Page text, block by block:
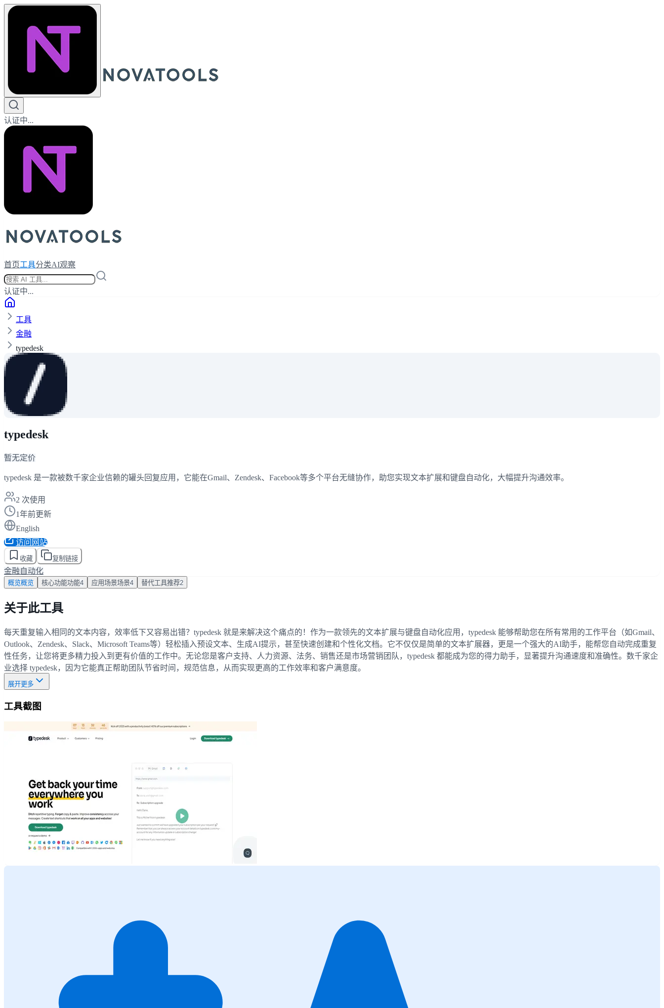
认证中...
首页工具分类AI观察
认证中...
工具
金融
typedesk
typedesk
暂无定价
typedesk 是一款被数千家企业信赖的罐头回复应用，它能在Gmail、Zendesk、Facebook等多个平台无缝协作，助您实现文本扩展和键盘自动化，大幅提升沟通效率。
2 次使用
1年前更新
English
访问网站
收藏 复制链接
金融自动化
概览概览 核心功能功能4 应用场景场景4 替代工具推荐2
关于此工具
每天重复输入相同的文本内容，效率低下又容易出错？typedesk 就是来解决这个痛点的！作为一款领先的文本扩展与键盘自动化应用，typedesk 能够帮助您在所有常用的工作平台（如Gmail、
Outlook、Zendesk、Slack、Microsoft Teams等）轻松插入预设文本、生成AI提示，甚至快速创建和个性化文档。它不仅仅是简单的文本扩展器，更是一个强大的AI助手，能帮您自动完成重复
性任务，让您将更多精力投入到更有价值的工作中。无论您是客户支持、人力资源、法务、销售还是市场营销团队，typedesk 都能成为您的得力助手，显著提升沟通速度和准确性。数千家企
业选择 typedesk，因为它能真正帮助团队节省时间，规范信息，从而实现更高的工作效率和客户满意度。
展开更多
工具截图